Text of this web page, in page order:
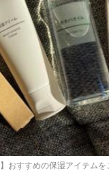
】おすすめの保湿アイテム